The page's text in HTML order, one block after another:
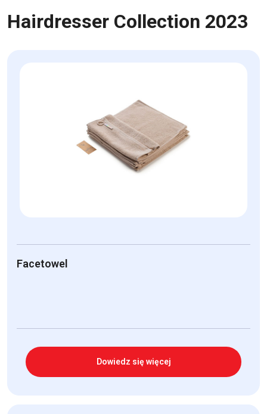
Hairdresser Collection 2023
Facetowel
Dowiedz się więcej